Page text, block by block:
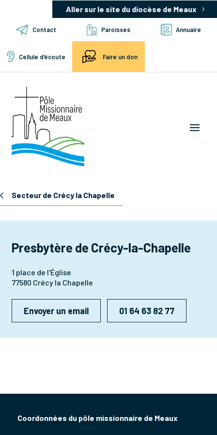
Aller sur le site du diocèse de Meaux
Contact Paroisses Annuaire
Cellule d’écoute Faire un don
Secteur de Crécy la Chapelle
Presbytère de Crécy-la-Chapelle
1 place de l'Église
77580 Crécy la Chapelle
Envoyer un email 01 64 63 82 77
Coordonnées du pôle missionnaire de Meaux